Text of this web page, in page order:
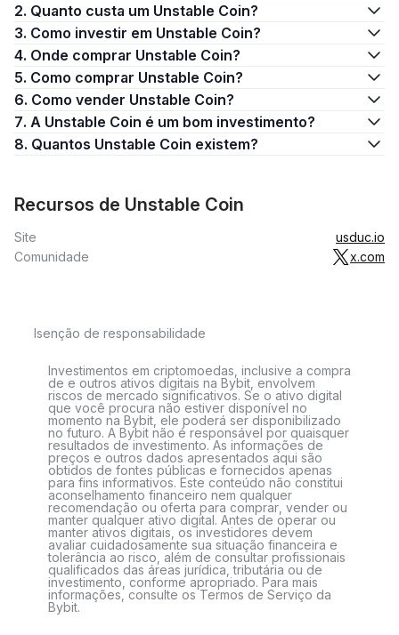
2. Quanto custa um Unstable Coin?
3. Como investir em Unstable Coin?
4. Onde comprar Unstable Coin?
5. Como comprar Unstable Coin?
6. Como vender Unstable Coin?
7. A Unstable Coin é um bom investimento?
8. Quantos Unstable Coin existem?
Recursos de Unstable Coin
Site
usduc.io
Comunidade
x.com
Isenção de responsabilidade
Investimentos em criptomoedas, inclusive a compra
de e outros ativos digitais na Bybit, envolvem
riscos de mercado significativos. Se o ativo digital
que você procura não estiver disponível no
momento na Bybit, ele poderá ser disponibilizado
no futuro. A Bybit não é responsável por quaisquer
resultados de investimento. As informações de
preços e outros dados apresentados aqui são
obtidos de fontes públicas e fornecidos apenas
para fins informativos. Este conteúdo não constitui
aconselhamento financeiro nem qualquer
recomendação ou oferta para comprar, vender ou
manter qualquer ativo digital. Antes de operar ou
manter ativos digitais, os investidores devem
avaliar cuidadosamente sua situação financeira e
tolerância ao risco, além de consultar profissionais
qualificados das áreas jurídica, tributária ou de
investimento, conforme apropriado. Para mais
informações, consulte os Termos de Serviço da
Bybit.